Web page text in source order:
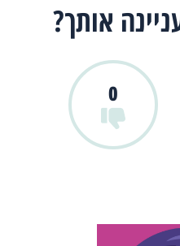
אותך?
0